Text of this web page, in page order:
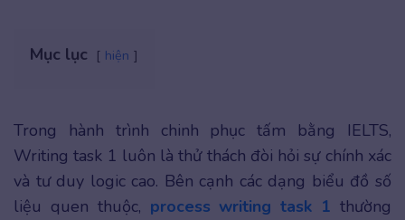
Mục lục hiện
Trong hành trình chinh phục tấm bằng IELTS,
Writing task 1 luôn là thử thách đòi hỏi sự chính xác
và tư duy logic cao. Bên cạnh các dạng biểu đồ số
liệu quen thuộc, process writing task 1 thường